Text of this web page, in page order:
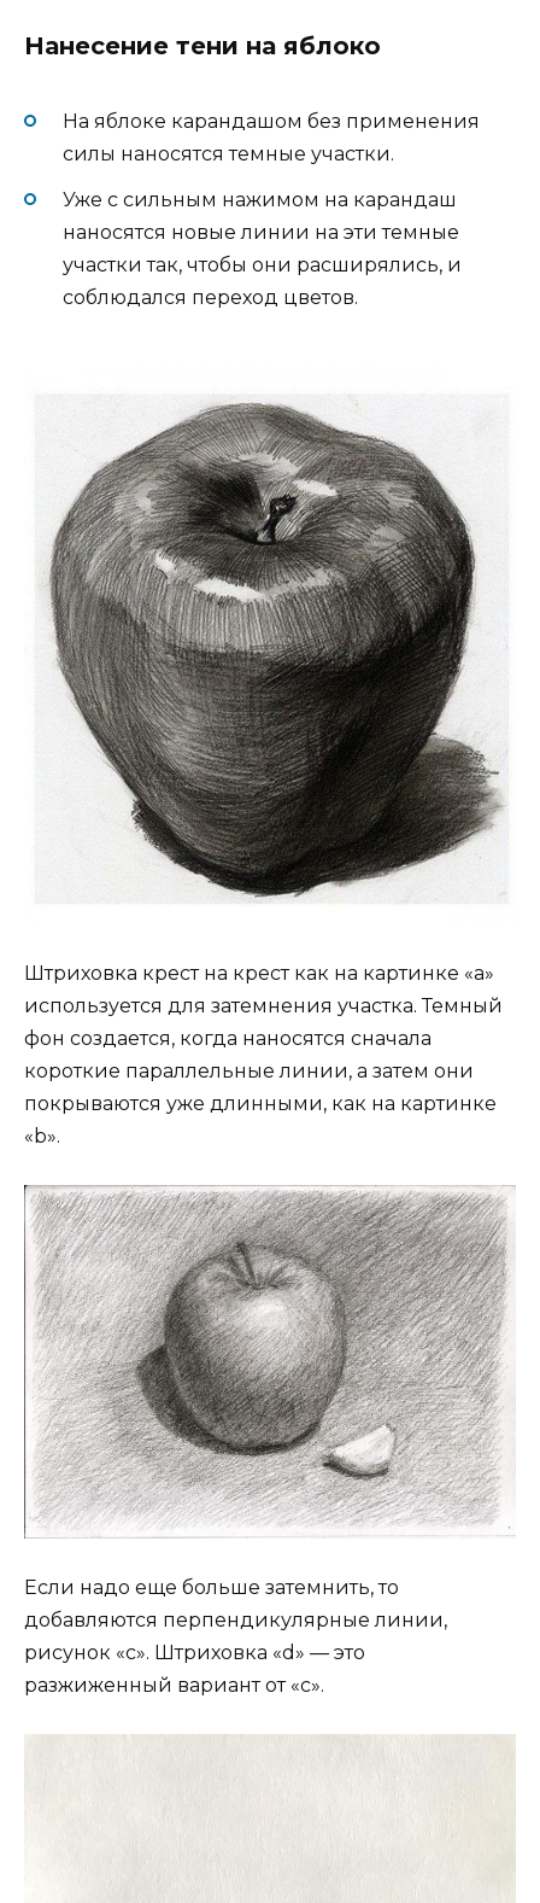
Нанесение тени на яблоко
На яблоке карандашом без применения
силы наносятся темные участки.
Уже с сильным нажимом на карандаш
наносятся новые линии на эти темные
участки так, чтобы они расширялись, и
соблюдался переход цветов.
Штриховка крест на крест как на картинке «а»
используется для затемнения участка. Темный
фон создается, когда наносятся сначала
короткие параллельные линии, а затем они
покрываются уже длинными, как на картинке
«b».
Если надо еще больше затемнить, то
добавляются перпендикулярные линии,
рисунок «c». Штриховка «d» — это
разжиженный вариант от «с».